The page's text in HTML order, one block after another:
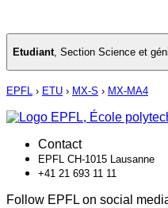
Etudiant, Section Science et
EPFL › ETU › MX-S › MX-MA4
Contact
EPFL CH-1015 Lausanne
+41 21 693 11 11
Follow EPFL on social